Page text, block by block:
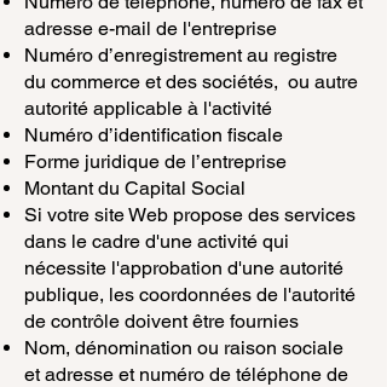
adresse e-mail de l'entreprise
Numéro d’enregistrement au registre
du commerce et des sociétés, ou autre
autorité applicable à l'activité
Numéro d’identification fiscale
Forme juridique de l’entreprise
Montant du Capital Social
Si votre site Web propose des services
dans le cadre d'une activité qui
nécessite l'approbation d'une autorité
publique, les coordonnées de l'autorité
de contrôle doivent être fournies
Nom, dénomination ou raison sociale
et adresse et numéro de téléphone de